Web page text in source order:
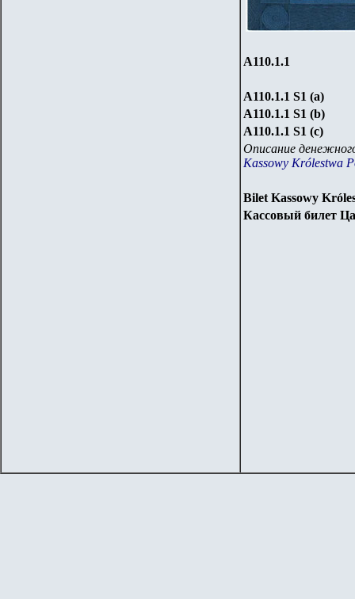
А110.1.1
А110.1.1 S1 (a)
А110.1.1 S1 (b)
А110.1.1 S1 (c)
Описание
Kassowy Królestwa
Bilet Kassowy
Кассовый билет